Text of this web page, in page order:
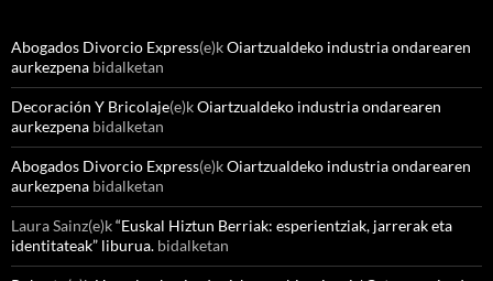
Abogados Divorcio Express(e)kOiartzualdeko industria ondarearen
aurkezpena bidalketan
Decoración Y Bricolaje(e)kOiartzualdeko industria ondarearen
aurkezpena bidalketan
Abogados Divorcio Express(e)kOiartzualdeko industria ondarearen
aurkezpena bidalketan
Laura Sainz(e)k“Euskal Hiztun Berriak: esperientziak, jarrerak eta
identitateak” liburua. bidalketan